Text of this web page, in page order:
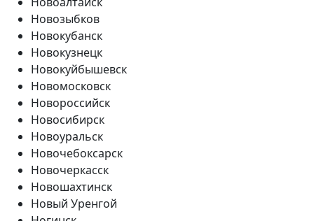
Новозыбков
Новокубанск
Новокузнецк
Новокуйбышевск
Новомосковск
Новороссийск
Новосибирск
Новоуральск
Новочебоксарск
Новочеркасск
Новошахтинск
Новый Уренгой